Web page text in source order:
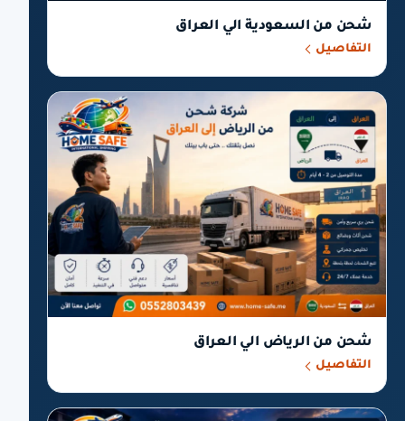
شحن من السعودية الي العراق
التفاصيل
شحن من الرياض الي العراق
التفاصيل